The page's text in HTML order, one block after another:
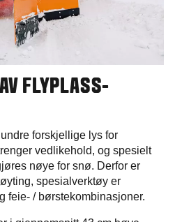
FLYPLASS-
forskjellige lys for
vedlikehold, og spesielt
nøye for snø. Derfor er
spesialverktøy er
feie- / børstekombinasjoner.